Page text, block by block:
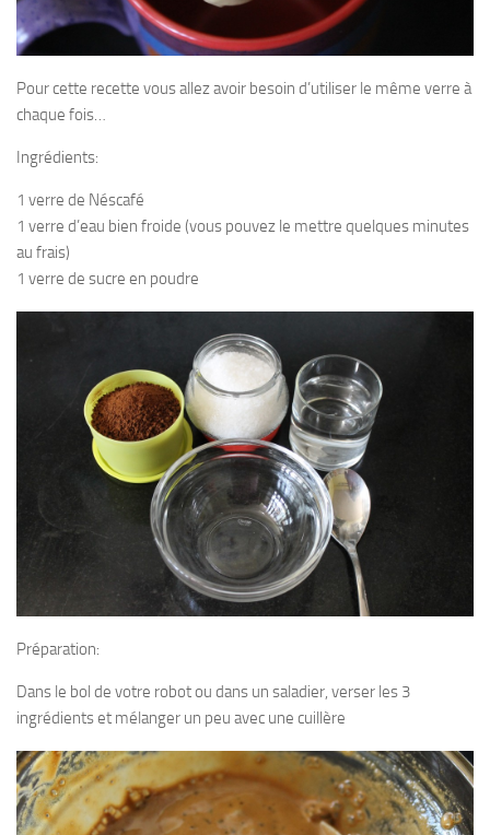
Pour cette recette vous allez avoir besoin d’utiliser le même verre à
chaque fois…
Ingrédients:
1 verre de Néscafé
1 verre d’eau bien froide (vous pouvez le mettre quelques minutes
au frais)
1 verre de sucre en poudre
Préparation:
Dans le bol de votre robot ou dans un saladier, verser les 3
ingrédients et mélanger un peu avec une cuillère